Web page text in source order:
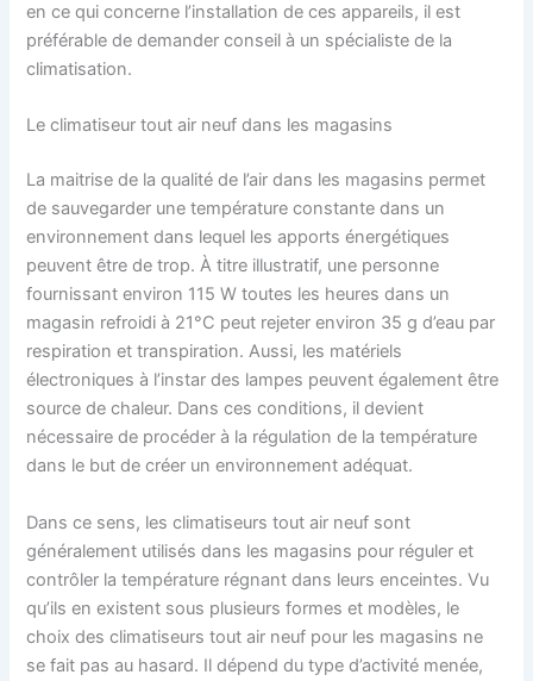
en ce qui concerne l’installation de ces appareils, il est
préférable de demander conseil à un spécialiste de la
climatisation.
Le climatiseur tout air neuf dans les magasins
La maitrise de la qualité de l’air dans les magasins permet
de sauvegarder une température constante dans un
environnement dans lequel les apports énergétiques
peuvent être de trop. À titre illustratif, une personne
fournissant environ 115 W toutes les heures dans un
magasin refroidi à 21°C peut rejeter environ 35 g d’eau par
respiration et transpiration. Aussi, les matériels
électroniques à l’instar des lampes peuvent également être
source de chaleur. Dans ces conditions, il devient
nécessaire de procéder à la régulation de la température
dans le but de créer un environnement adéquat.
Dans ce sens, les climatiseurs tout air neuf sont
généralement utilisés dans les magasins pour réguler et
contrôler la température régnant dans leurs enceintes. Vu
qu’ils en existent sous plusieurs formes et modèles, le
choix des climatiseurs tout air neuf pour les magasins ne
se fait pas au hasard. Il dépend du type d’activité menée,